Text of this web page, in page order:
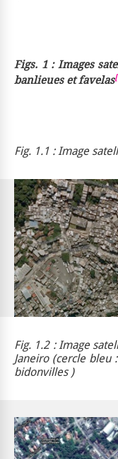
Figs. 1 :Images
banlieues et favelas
Fig. 1.1 : Image
Fig. 1.2 : Image
Janeiro (cercle bleu :
bidonvilles )